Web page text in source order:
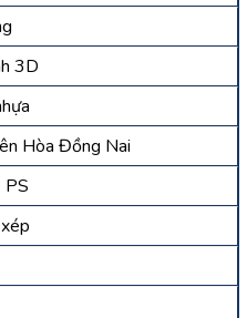
3D
Hòa Đồng Nai
PS